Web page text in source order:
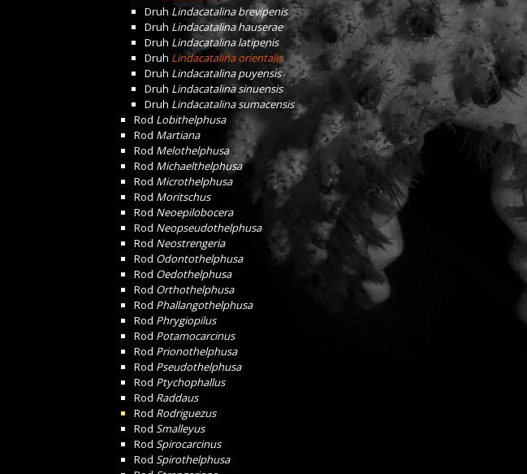
Druh Lindacatalina brevipenis
Druh Lindacatalina hauserae
Druh Lindacatalina latipenis
Druh Lindacatalina orientalis
Druh Lindacatalina puyensis
Druh Lindacatalina sinuensis
Druh Lindacatalina sumacensis
Rod Lobithelphusa
Rod Martiana
Rod Melothelphusa
Rod Michaelthelphusa
Rod Microthelphusa
Rod Moritschus
Rod Neoepilobocera
Rod Neopseudothelphusa
Rod Neostrengeria
Rod Odontothelphusa
Rod Oedothelphusa
Rod Orthothelphusa
Rod Phallangothelphusa
Rod Phrygiopilus
Rod Potamocarcinus
Rod Prionothelphusa
Rod Pseudothelphusa
Rod Ptychophallus
Rod Raddaus
Rod Rodriguezus
Rod Smalleyus
Rod Spirocarcinus
Rod Spirothelphusa